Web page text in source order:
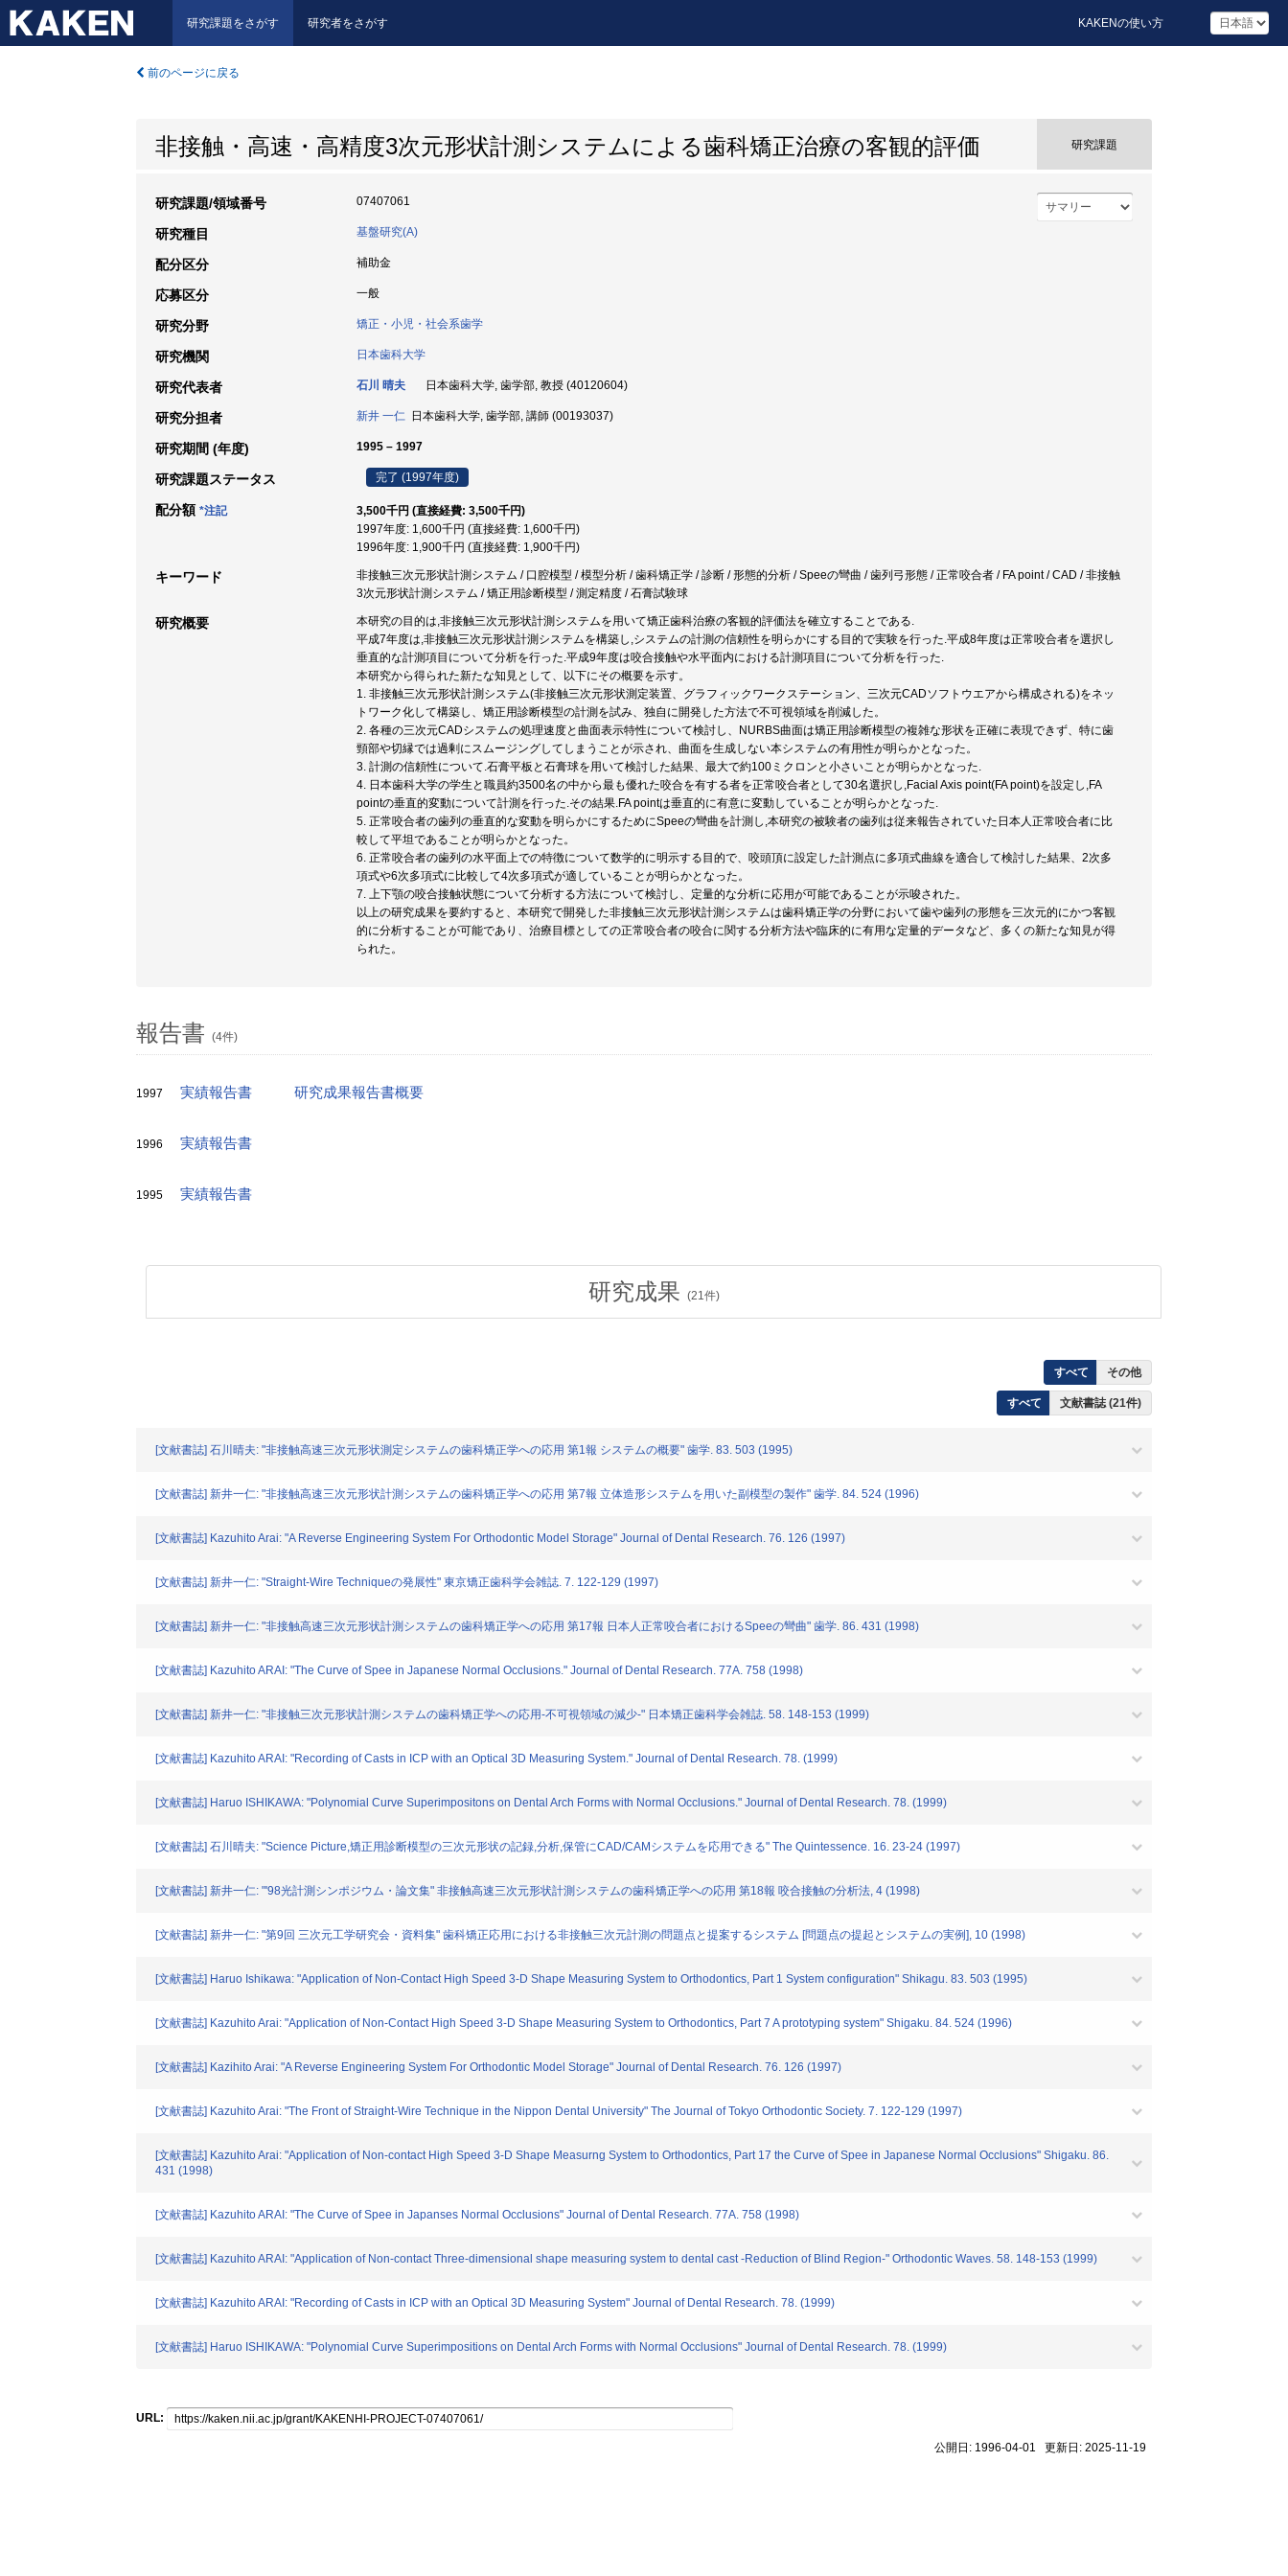
研究課題をさがす 研究者をさがす KAKENの使い方
前のページに戻る
非接触・高速・高精度3次元形状計測システムによる歯科矯正治療の客観的評価 研究課題
研究課題/領域番号 07407061
研究種目 基盤研究(A)
配分区分 補助金
応募区分 一般
研究分野 矯正・小児・社会系歯学
研究機関 日本歯科大学
研究代表者 石川 晴夫 日本歯科大学, 歯学部, 教授 (40120604)
研究分担者 新井 一仁 日本歯科大学, 歯学部, 講師 (00193037)
研究期間 (年度) 1995 – 1997
研究課題ステータス 完了 (1997年度)
配分額 *注記
3,500千円 (直接経費: 3,500千円)
1997年度: 1,600千円 (直接経費: 1,600千円)
1996年度: 1,900千円 (直接経費: 1,900千円)
キーワード
非接触三次元形状計測システム / 口腔模型 / 模型分析 / 歯科矯正学 / 診断 / 形態的分析 / Speeの彎曲 / 歯列弓形態 / 正常咬合者 / FA point / CAD / 非接触
3次元形状計測システム / 矯正用診断模型 / 測定精度 / 石膏試験球
研究概要
本研究の目的は,非接触三次元形状計測システムを用いて矯正歯科治療の客観的評価法を確立することである.
平成7年度は,非接触三次元形状計測システムを構築し,システムの計測の信頼性を明らかにする目的で実験を行った.平成8年度は正常咬合者を選択し
垂直的な計測項目について分析を行った.平成9年度は咬合接触や水平面内における計測項目について分析を行った.
本研究から得られた新たな知見として、以下にその概要を示す。
1. 非接触三次元形状計測システム(非接触三次元形状測定装置、グラフィックワークステーション、三次元CADソフトウエアから構成される)をネッ
トワーク化して構築し、矯正用診断模型の計測を試み、独自に開発した方法で不可視領域を削減した。
2. 各種の三次元CADシステムの処理速度と曲面表示特性について検討し、NURBS曲面は矯正用診断模型の複雑な形状を正確に表現できず、特に歯
頸部や切縁では過剰にスムージングしてしまうことが示され、曲面を生成しない本システムの有用性が明らかとなった。
3. 計測の信頼性について.石膏平板と石膏球を用いて検討した結果、最大で約100ミクロンと小さいことが明らかとなった.
4. 日本歯科大学の学生と職員約3500名の中から最も優れた咬合を有する者を正常咬合者として30名選択し,Facial Axis point(FA point)を設定し,FA
pointの垂直的変動について計測を行った.その結果.FA pointは垂直的に有意に変動していることが明らかとなった.
5. 正常咬合者の歯列の垂直的な変動を明らかにするためにSpeeの彎曲を計測し,本研究の被験者の歯列は従来報告されていた日本人正常咬合者に比
較して平坦であることが明らかとなった。
6. 正常咬合者の歯列の水平面上での特徴について数学的に明示する目的で、咬頭頂に設定した計測点に多項式曲線を適合して検討した結果、2次多
項式や6次多項式に比較して4次多項式が適していることが明らかとなった。
7. 上下顎の咬合接触状態について分析する方法について検討し、定量的な分析に応用が可能であることが示唆された。
以上の研究成果を要約すると、本研究で開発した非接触三次元形状計測システムは歯科矯正学の分野において歯や歯列の形態を三次元的にかつ客観
的に分析することが可能であり、治療目標としての正常咬合者の咬合に関する分析方法や臨床的に有用な定量的データなど、多くの新たな知見が得
られた。
報告書 (4件)
1997 実績報告書 研究成果報告書概要
1996 実績報告書
1995 実績報告書
研究成果 (21件)
すべて その他
すべて 文献書誌 (21件)
[文献書誌] 石川晴夫: "非接触高速三次元形状測定システムの歯科矯正学への応用 第1報 システムの概要" 歯学. 83. 503 (1995)
[文献書誌] 新井一仁: "非接触高速三次元形状計測システムの歯科矯正学への応用 第7報 立体造形システムを用いた副模型の製作" 歯学. 84. 524 (1996)
[文献書誌] Kazuhito Arai: "A Reverse Engineering System For Orthodontic Model Storage" Journal of Dental Research. 76. 126 (1997)
[文献書誌] 新井一仁: "Straight-Wire Techniqueの発展性" 東京矯正歯科学会雑誌. 7. 122-129 (1997)
[文献書誌] 新井一仁: "非接触高速三次元形状計測システムの歯科矯正学への応用 第17報 日本人正常咬合者におけるSpeeの彎曲" 歯学. 86. 431 (1998)
[文献書誌] Kazuhito ARAI: "The Curve of Spee in Japanese Normal Occlusions." Journal of Dental Research. 77A. 758 (1998)
[文献書誌] 新井一仁: "非接触三次元形状計測システムの歯科矯正学への応用-不可視領域の減少-" 日本矯正歯科学会雑誌. 58. 148-153 (1999)
[文献書誌] Kazuhito ARAI: "Recording of Casts in ICP with an Optical 3D Measuring System." Journal of Dental Research. 78. (1999)
[文献書誌] Haruo ISHIKAWA: "Polynomial Curve Superimpositons on Dental Arch Forms with Normal Occlusions." Journal of Dental Research. 78. (1999)
[文献書誌] 石川晴夫: "Science Picture,矯正用診断模型の三次元形状の記録,分析,保管にCAD/CAMシステムを応用できる" The Quintessence. 16. 23-24 (1997)
[文献書誌] 新井一仁: "'98光計測シンポジウム・論文集" 非接触高速三次元形状計測システムの歯科矯正学への応用 第18報 咬合接触の分析法, 4 (1998)
[文献書誌] 新井一仁: "第9回 三次元工学研究会・資料集" 歯科矯正応用における非接触三次元計測の問題点と提案するシステム [問題点の提起とシステムの実例], 10 (1998)
[文献書誌] Haruo Ishikawa: "Application of Non-Contact High Speed 3-D Shape Measuring System to Orthodontics, Part 1 System configuration" Shikagu. 83. 503 (1995)
[文献書誌] Kazuhito Arai: "Application of Non-Contact High Speed 3-D Shape Measuring System to Orthodontics, Part 7 A prototyping system" Shigaku. 84. 524 (1996)
[文献書誌] Kazihito Arai: "A Reverse Engineering System For Orthodontic Model Storage" Journal of Dental Research. 76. 126 (1997)
[文献書誌] Kazuhito Arai: "The Front of Straight-Wire Technique in the Nippon Dental University" The Journal of Tokyo Orthodontic Society. 7. 122-129 (1997)
[文献書誌] Kazuhito Arai: "Application of Non-contact High Speed 3-D Shape Measurng System to Orthodontics, Part 17 the Curve of Spee in Japanese Normal Occlusions" Shigaku. 86.
431 (1998)
[文献書誌] Kazuhito ARAI: "The Curve of Spee in Japanses Normal Occlusions" Journal of Dental Research. 77A. 758 (1998)
[文献書誌] Kazuhito ARAI: "Application of Non-contact Three-dimensional shape measuring system to dental cast -Reduction of Blind Region-" Orthodontic Waves. 58. 148-153 (1999)
[文献書誌] Kazuhito ARAI: "Recording of Casts in ICP with an Optical 3D Measuring System" Journal of Dental Research. 78. (1999)
[文献書誌] Haruo ISHIKAWA: "Polynomial Curve Superimpositions on Dental Arch Forms with Normal Occlusions" Journal of Dental Research. 78. (1999)
URL:
公開日: 1996-04-01 更新日: 2025-11-19